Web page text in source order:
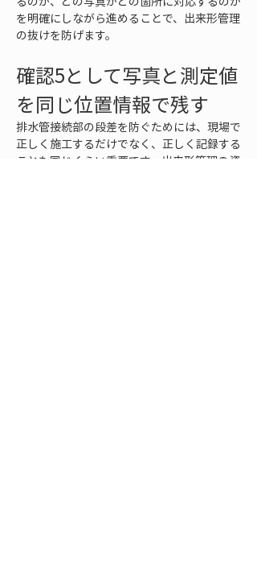
を明確にしながら進めることで、出来形管理
の抜けを防げます。
確認5として写真と測定値
を同じ位置情報で残す
排水管接続部の段差を防ぐためには、現場で
正しく施工するだけでなく、正しく記録する
ことも同じくらい重要です。出来形管理の資